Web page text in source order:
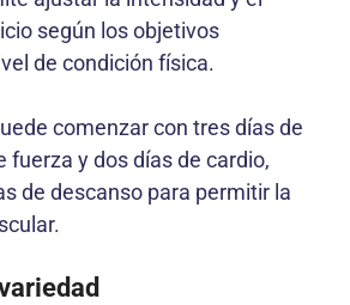
según los objetivos
de condición física.
comenzar con tres días de
fuerza y dos días de cardio,
de descanso para permitir la